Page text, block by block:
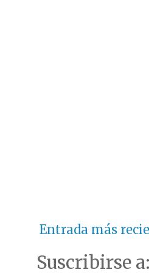
Entrada más
Suscribirse a: